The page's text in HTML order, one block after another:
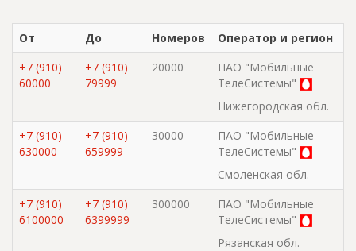
От До Номеров
Оператор и регион
+7 (910)
60000
+7 (910)
79999
20000
ПАО "Мобильные
ТелеСистемы"
Нижегородская обл.
+7 (910)
630000
+7 (910)
659999
30000
ПАО "Мобильные
ТелеСистемы"
Смоленская обл.
+7 (910)
6100000
+7 (910)
6399999
300000
ПАО "Мобильные
ТелеСистемы"
Рязанская обл.